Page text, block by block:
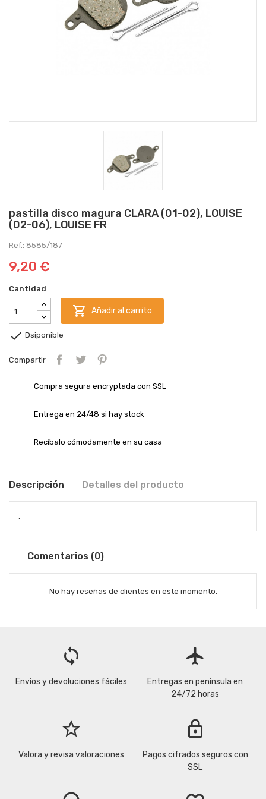
pastilla disco magura CLARA (01-02), LOUISE
(02-06), LOUISE FR
Ref.: 8585/187
9,20 €
Cantidad
 Añadir al carrito
 Dsiponible
Compartir
Compra segura encryptada con SSL
Entrega en 24/48 si hay stock
Recíbalo cómodamente en su casa
Descripción Detalles del producto
.
Comentarios (0)
No hay reseñas de clientes en este momento.
loop
Envíos y devoluciones fáciles
flight
Entregas en península en
24/72 horas
star_border
Valora y revisa valoraciones
lock
Pagos cifrados seguros con
SSL